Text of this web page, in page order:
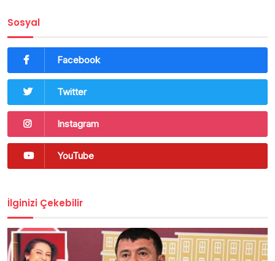
Sosyal
Facebook
Twitter
Instagram
YouTube
İlginizi Çekebilir